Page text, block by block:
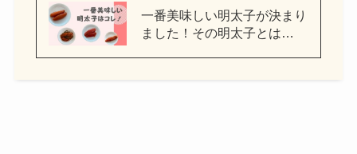
一番美味しい明太子が決まり
ました！その明太子とは…